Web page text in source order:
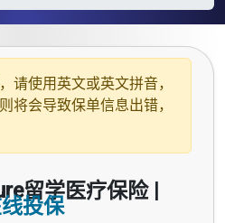
请使用 英文或英文拼音，
将会导致保单信息出错，
留学医疗保险 |
投保